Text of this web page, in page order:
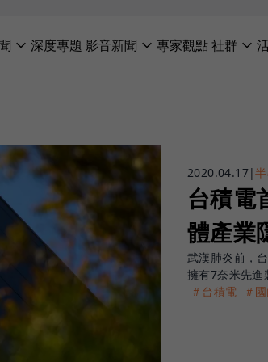
深度專題 影音新聞 專家觀點社群
2020.04.17|
台積電
體產業
武漢肺炎前，
擁有7奈米先進
＃台積電
＃